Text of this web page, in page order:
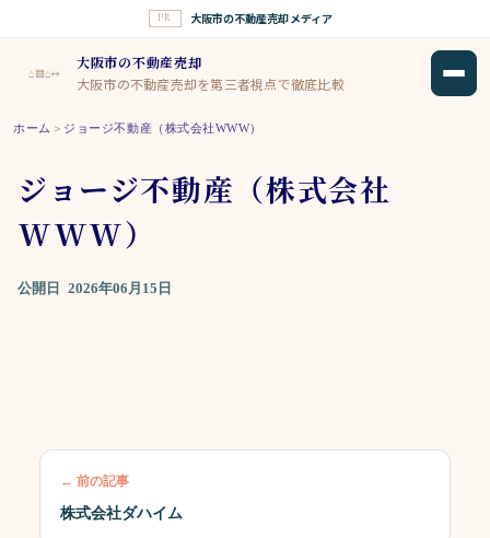
PR 大阪市の不動産売却メディア
⌂▦⌂↔
大阪市の不動産売却
大阪市の不動産売却を第三者視点で徹底比較
ホーム ＞ ジョージ不動産（株式会社WWW）
ジョージ不動産（株式会社
WWW）
公開日 2026年06月15日
← 前の記事
株式会社ダハイム